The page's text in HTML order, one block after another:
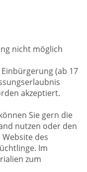
nicht möglich
(ab 17
akzeptiert.
Sie gern die
nutzen oder den
des
Im
zum